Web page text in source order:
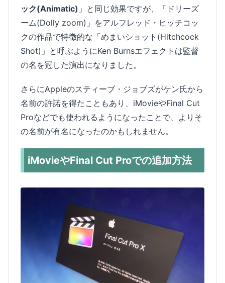
ック(Animatic) 」と同じ効果ですが、「ドリーズ
ーム(Dolly zoom)」をアルフレッド・ヒッチコッ
クの作品で特徴的な「めまいショット(Hitchcock
Shot)」と呼ぶようにKen Burnsエフェクトは監督
の名を冠した演出になりました。
さらにAppleのスティーブ・ジョブズがケン氏から
名前の許諾を得たこともあり、iMovieやFinal Cut
Proなどでも使われるようになったことで、よりそ
の名前が有名になったのかもしれません。
iMovieやFinal Cut Proでの追加方法